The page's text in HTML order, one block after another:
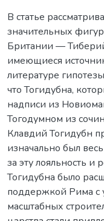
В статье
значительных
Британии —
имеющиеся
литературе
что Тогидубна,
надписи из
Тогодумном из
Клавдий Тогидубн
изначально был
за эту лояльность
Тогидубна было
поддержкой Рима с
масштабных